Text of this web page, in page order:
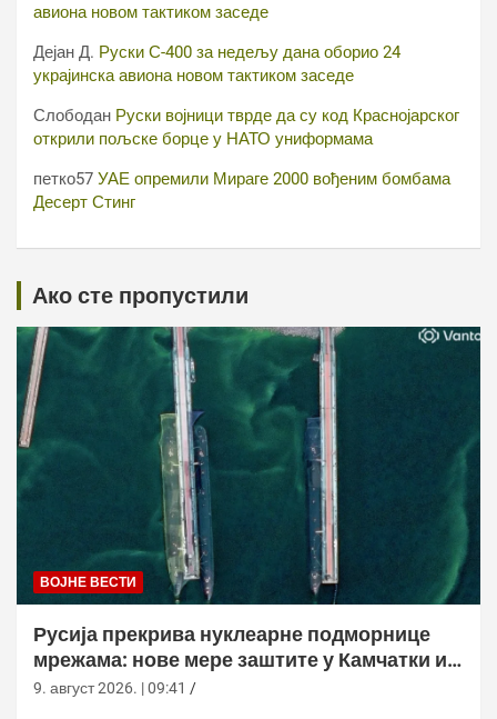
авиона новом тактиком заседе
Дејан Д. Руски С-400 за недељу дана оборио 24
украјинска авиона новом тактиком заседе
Слободан Руски војници тврде да су код Краснојарског
открили пољске борце у НАТО униформама
петко57 УАЕ опремили Мираге 2000 вођеним бомбама
Десерт Стинг
Ако сте пропустили
ВОЈНЕ ВЕСТИ
Русија прекрива нуклеарне подморнице
мрежама: нове мере заштите у Камчатки и
Новоросијску
9. август 2026. | 09:41